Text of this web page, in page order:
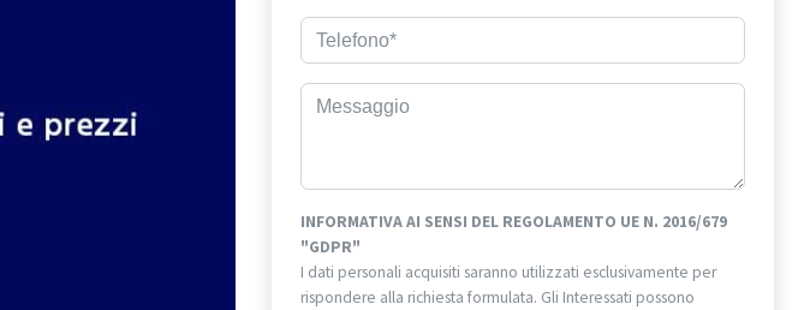
INFORMATIVA AI SENSI DEL REGOLAMENTO UE N. 2016/679
"GDPR"
I dati personali acquisiti saranno utilizzati esclusivamente per
rispondere alla richiesta formulata. Gli Interessati possono